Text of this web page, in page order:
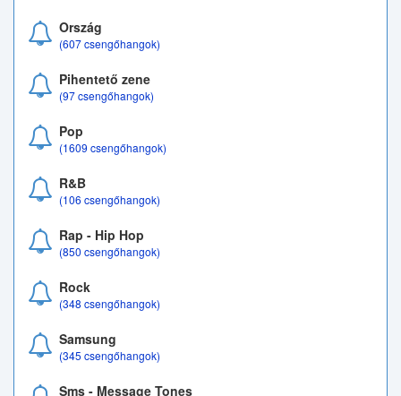
Ország
(607 csengőhangok)
Pihentető zene
(97 csengőhangok)
Pop
(1609 csengőhangok)
R&B
(106 csengőhangok)
Rap - Hip Hop
(850 csengőhangok)
Rock
(348 csengőhangok)
Samsung
(345 csengőhangok)
Sms - Message Tones